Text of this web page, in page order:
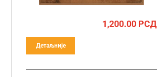
1,200.00РСД
Детаљније